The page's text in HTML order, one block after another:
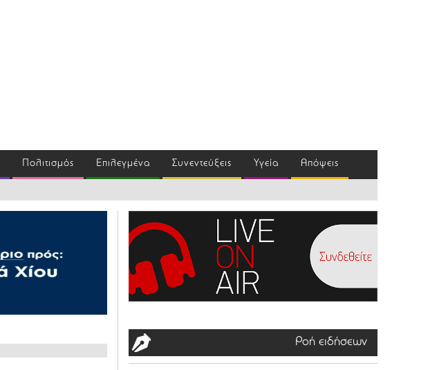
Πολιτισμός Επιλεγμένα Συνεντεύξεις Υγεία Απόψεις
Ροή ειδήσεων